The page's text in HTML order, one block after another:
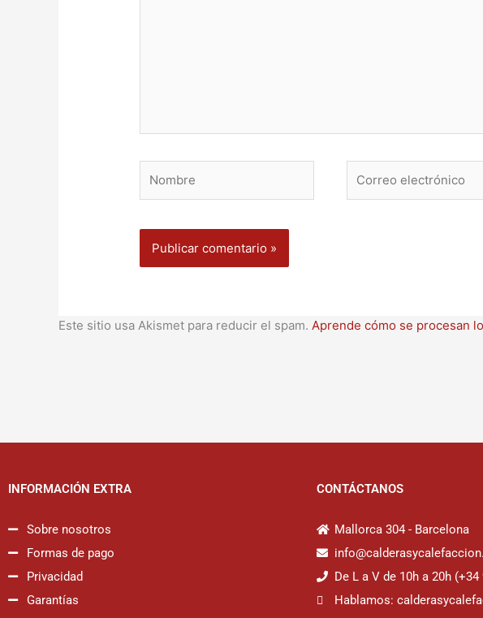
electrónico
Este sitio usa Akismet para reducir el spam. Aprende cómo se procesan
INFORMACIÓN EXTRA
Sobre nosotros
Formas de pago
Privacidad
Garantías
CONTÁCTANOS
Mallorca 304 - Barcelona
De L a V de 10h a 20h
Hablamos: